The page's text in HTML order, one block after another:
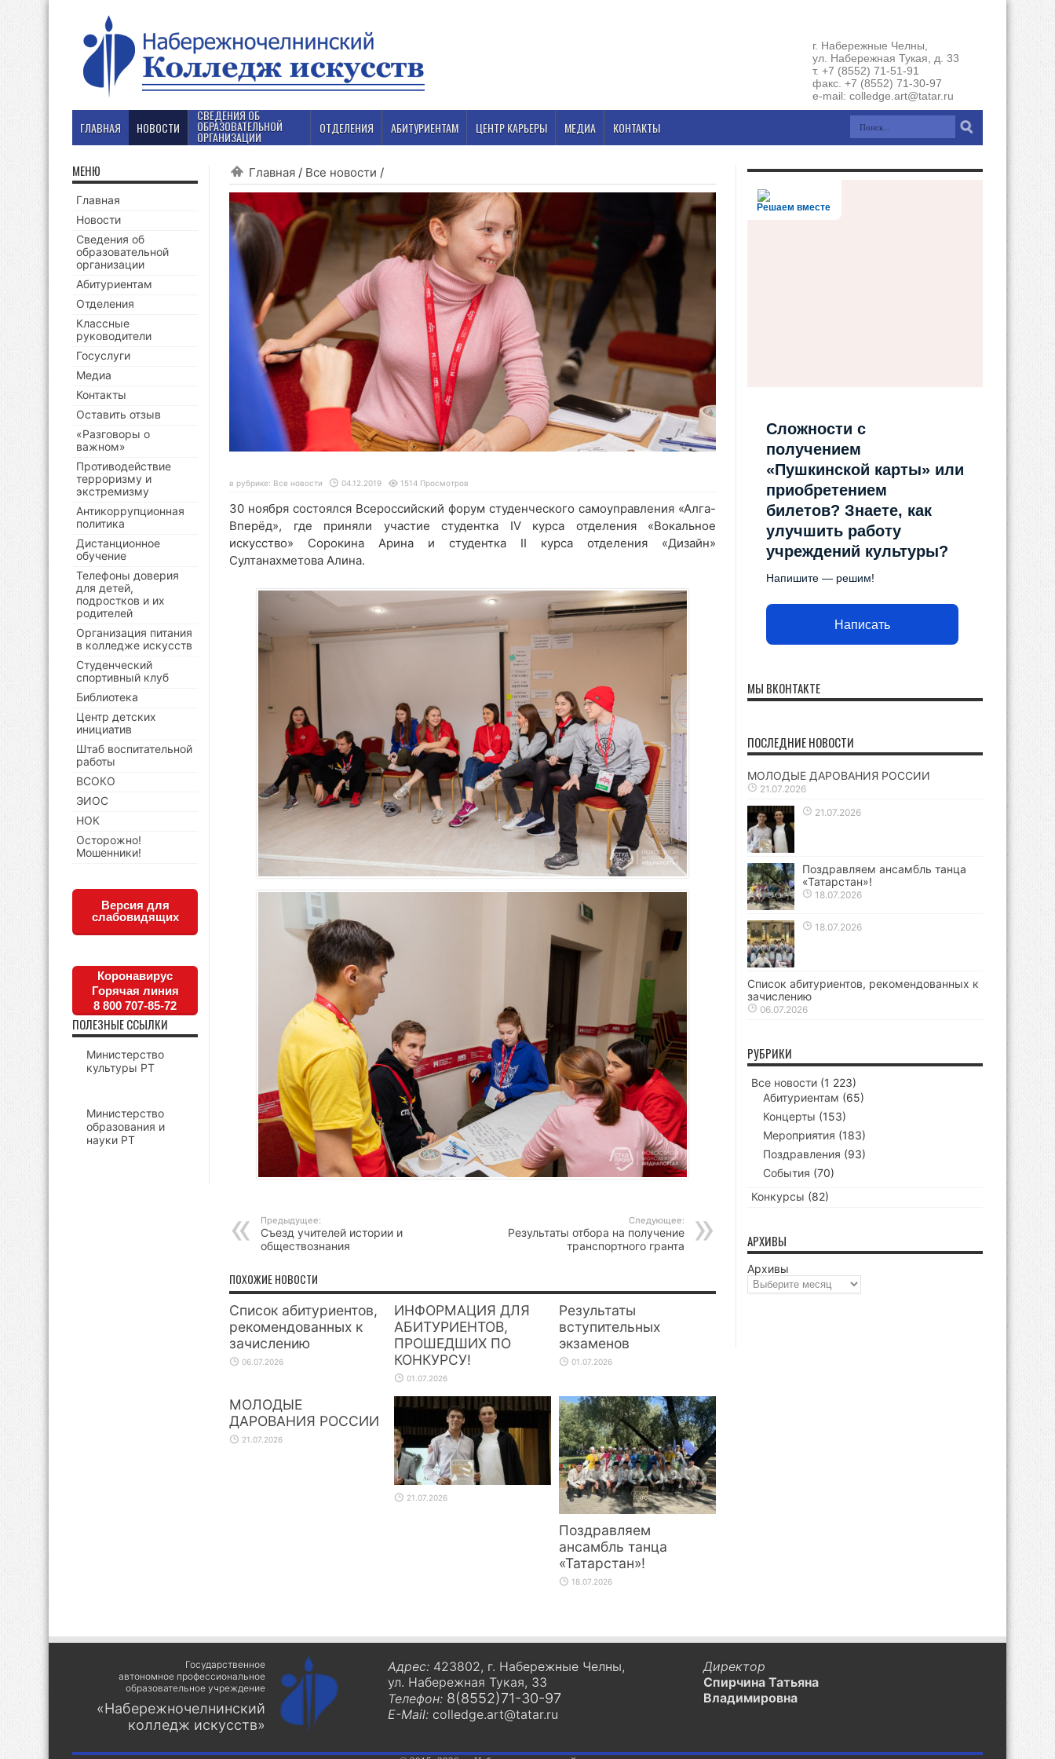
г. Набережные Челны,
ул. Набережная Тукая, д. 33
т. +7 (8552) 71-51-91
факс. +7 (8552) 71-30-97
e-mail: colledge.art@tatar.ru
ГЛАВНАЯ НОВОСТИ
СВЕДЕНИЯ ОБ
ОБРАЗОВАТЕЛЬНОЙ
ОРГАНИЗАЦИИ
ОТДЕЛЕНИЯ АБИТУРИЕНТАМ ЦЕНТР КАРЬЕРЫ МЕДИА КОНТАКТЫ
Главная / Все новости /
в рубрике: Все новости 04.12.2019 1514 Просмотров
30 ноября состоялся Всероссийский форум студенческого самоуправления «Алга-
Вперёд», где приняли участие студентка IV курса отделения «Вокальное
искусство» Сорокина Арина и студентка II курса отделения «Дизайн»
Султанахметова Алина.
Предыдущее:
Cъезд учителей истории и
обществознания
Следующее:
Результаты отбора на получение
транспортного гранта
ПОХОЖИЕ НОВОСТИ
Список абитуриентов,
рекомендованных к
зачислению
06.07.2026
ИНФОРМАЦИЯ ДЛЯ
АБИТУРИЕНТОВ,
ПРОШЕДШИХ ПО
КОНКУРСУ!
01.07.2026
Результаты
вступительных
экзаменов
01.07.2026
МОЛОДЫЕ
ДАРОВАНИЯ РОССИИ
21.07.2026
21.07.2026
Поздравляем
ансамбль танца
«Татарстан»!
18.07.2026
МЕНЮ
Главная
Новости
Сведения об
образовательной
организации
Абитуриентам
Отделения
Классные
руководители
Госуслуги
Медиа
Контакты
Оставить отзыв
«Разговоры о
важном»
Противодействие
терроризму и
экстремизму
Антикоррупционная
политика
Дистанционное
обучение
Телефоны доверия
для детей,
подростков и их
родителей
Организация питания
в колледже искусств
Студенческий
спортивный клуб
Библиотека
Центр детских
инициатив
Штаб воспитательной
работы
ВСОКО
ЭИОС
НОК
Осторожно!
Мошенники!
Версия для
слабовидящих
Коронавирус
Горячая линия
8 800 707-85-72
ПОЛЕЗНЫЕ ССЫЛКИ
Министерство
культуры РТ
Министерство
образования и
науки РТ
Решаем вместе
Сложности с
получением
«Пушкинской карты» или
приобретением
билетов? Знаете, как
улучшить работу
учреждений культуры?
Напишите — решим!
Написать
МЫ ВКОНТАКТЕ
ПОСЛЕДНИЕ НОВОСТИ
МОЛОДЫЕ ДАРОВАНИЯ РОССИИ
21.07.2026
21.07.2026
Поздравляем ансамбль танца
«Татарстан»!
18.07.2026
18.07.2026
Список абитуриентов, рекомендованных к
зачислению
06.07.2026
РУБРИКИ
Все новости (1 223)
Абитуриентам (65)
Концерты (153)
Мероприятия (183)
Поздравления (93)
События (70)
Конкурсы (82)
АРХИВЫ
Архивы
Государственное
автономное профессиональное
образовательное учреждение
«Набережночелнинский
колледж искусств»
Адрес: 423802, г. Набережные Челны,
ул. Набережная Тукая, 33
Телефон: 8(8552)71-30-97
E-Mail: colledge.art@tatar.ru
Директор
Спирчина Татьяна
Владимировна